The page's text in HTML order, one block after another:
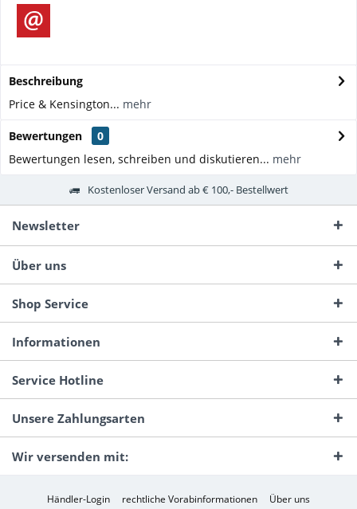
Beschreibung
Price & Kensington... mehr
Bewertungen
0
Bewertungen lesen, schreiben und diskutieren... mehr
Kostenloser Versand ab € 100,- Bestellwert
Newsletter
Über uns
Shop Service
Informationen
Service Hotline
Unsere Zahlungsarten
Wir versenden mit:
Händler-Login rechtliche Vorabinformationen
Über uns